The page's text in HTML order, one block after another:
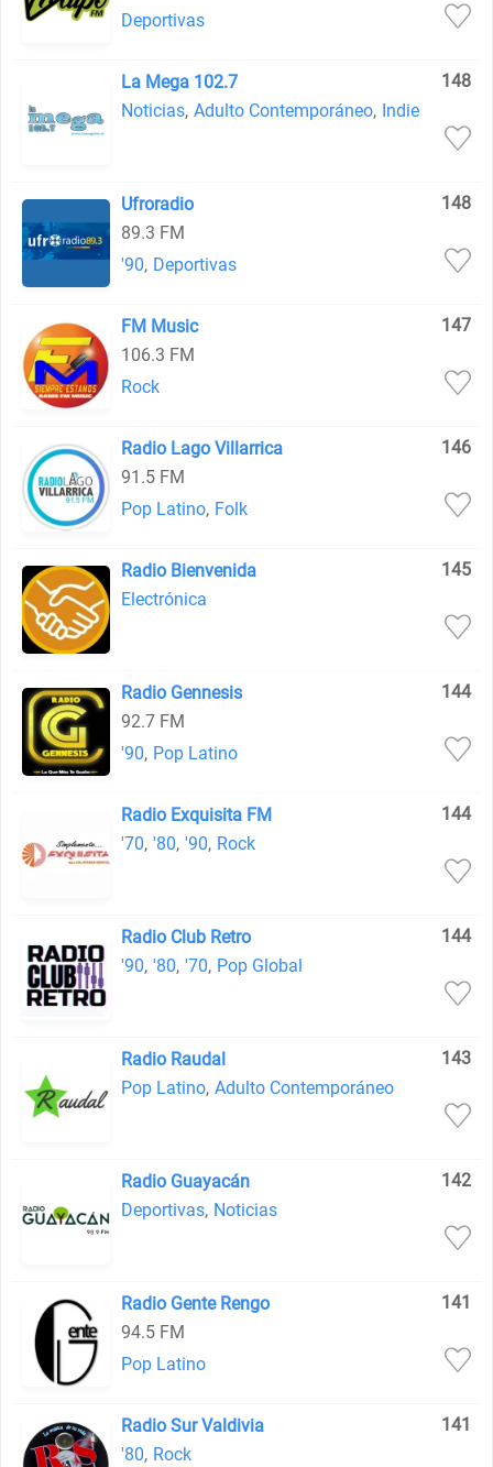
Deportivas
La Mega 102.7
148
Noticias, Adulto Contemporáneo, Indie
Ufroradio
148
89.3 FM
'90, Deportivas
FM Music
147
106.3 FM
Rock
Radio Lago Villarrica
146
91.5 FM
Pop Latino, Folk
Radio Bienvenida
145
Electrónica
Radio Gennesis
144
92.7 FM
'90, Pop Latino
Radio Exquisita FM
144
'70, '80, '90, Rock
Radio Club Retro
144
'90, '80, '70, Pop Global
Radio Raudal
143
Pop Latino, Adulto Contemporáneo
Radio Guayacán
142
Deportivas, Noticias
Radio Gente Rengo
141
94.5 FM
Pop Latino
Radio Sur Valdivia
141
'80, Rock